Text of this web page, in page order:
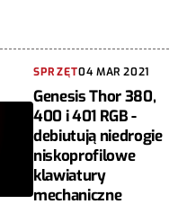
SPRZĘT04 MAR 2021
Genesis Thor 380,
400 i 401 RGB -
debiutują niedrogie
niskoprofilowe
klawiatury
mechaniczne